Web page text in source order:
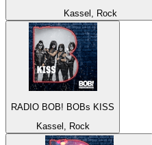
Kassel, Rock
RADIO BOB! BOBs KISS
Kassel, Rock